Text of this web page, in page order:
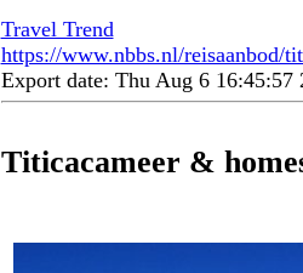
Travel Trend
https://www.nbbs.nl/reisaanbod/
Export date: Thu Aug 6
Titicacameer &